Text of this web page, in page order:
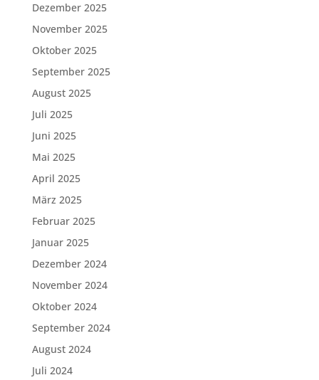
Dezember 2025
November 2025
Oktober 2025
September 2025
August 2025
Juli 2025
Juni 2025
Mai 2025
April 2025
März 2025
Februar 2025
Januar 2025
Dezember 2024
November 2024
Oktober 2024
September 2024
August 2024
Juli 2024